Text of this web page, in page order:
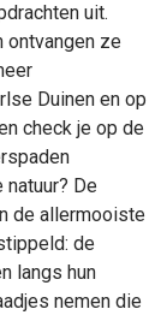
uit.
ontvangen ze
Duinen en op
check je op de
natuur? De
de allermooiste
de
langs hun
nemen die